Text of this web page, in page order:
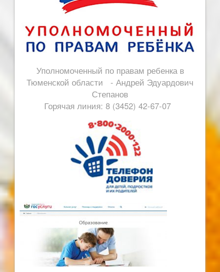
Уполномоченный по правам ребенка в
Тюменской области - Андрей Эдуардович
Степанов
Горячая линия: 8 (3452) 42-67-07